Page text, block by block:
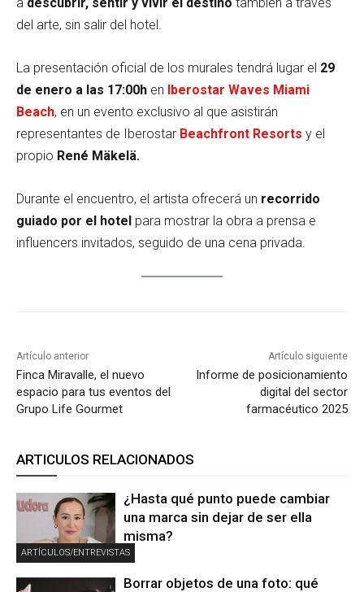
a descubrir, sentir y vivir el destino también a través
del arte, sin salir del hotel.
La presentación oficial de los murales tendrá lugar el 29
de enero a las 17:00h en
Iberostar Waves Miami
Beach, en un evento exclusivo al que asistirán
representantes de Iberostar Beachfront Resorts y el
propio René Mäkelä.
Durante el encuentro, el artista ofrecerá un recorrido
guiado por el hotel para mostrar la obra a prensa e
influencers invitados, seguido de una cena privada.
Artículo anterior
Finca Miravalle, el nuevo
espacio para tus eventos del
Grupo Life Gourmet
Artículo siguiente
Informe de posicionamiento
digital del sector
farmacéutico 2025
ARTICULOS RELACIONADOS
ARTÍCULOS/ENTREVISTAS
¿Hasta qué punto puede cambiar
una marca sin dejar de ser ella
misma?
Borrar objetos de una foto: qué